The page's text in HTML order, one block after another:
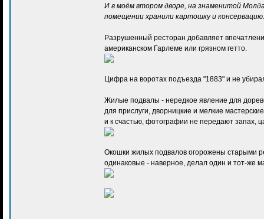
И в моём втором дворе, на знаменитой
помещении хранили картошку и
Разрушенный ресторан добавляет
американском Гарлеме или грязном гетто.
Цифра на воротах подъезда "1883" и не
Жилые подвалы - нередкое явление для
для прислуги, дворницкие и мелкие
и к счастью, фотографии не передают запах,
Окошки жилых подвалов огорожены старыми
одинаковые - наверное, делал один и тот-же